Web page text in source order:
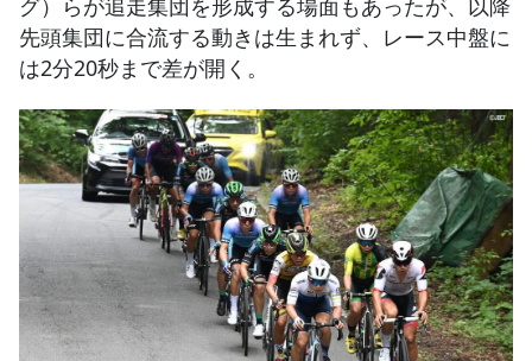
先頭集団に合流する動きは生まれず、レース中盤に
は2分20秒まで差が開く。